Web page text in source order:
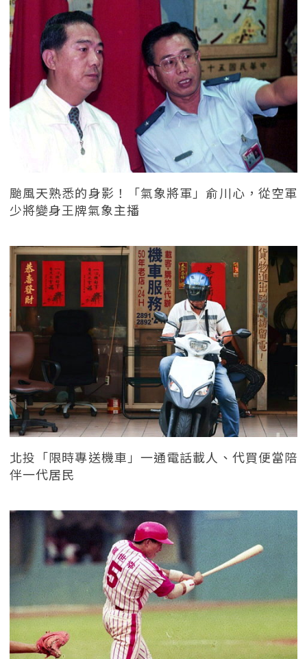
颱風天熟悉的身影！「氣象將軍」俞川心，從空軍
少將變身王牌氣象主播
北投「限時專送機車」一通電話載人、代買便當陪
伴一代居民